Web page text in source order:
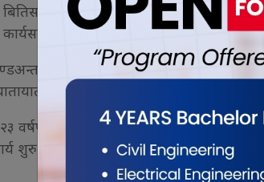
पनि उक्त सडकखण्डमा सडक
कार्यसमेत हुन सकेको छैन ।
उदयपुर र खोटाङको बीचमा पर्ने
व्यवसायी बताउँछन् ।
वर्षपछि पहिलो पटक कछुवाको गतिमा सो
शुरु भएको हो ।